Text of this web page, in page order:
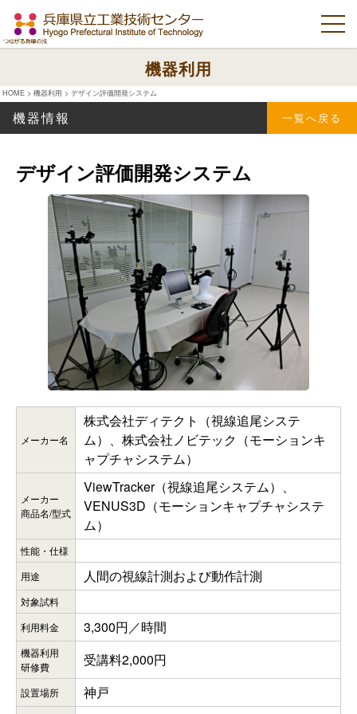
機器利用
HOME > 機器利用 > デザイン評価開発システム
機器情報 一覧へ戻る
デザイン評価開発システム
メーカー名
株式会社ディテクト（視線追尾システ
ム）、株式会社ノビテック（モーションキ
ャプチャシステム）
メーカー
商品名/型式
ViewTracker（視線追尾システム）、
VENUS3D（モーションキャプチャシステ
ム）
性能・仕様
用途
人間の視線計測および動作計測
対象試料
利用料金
3,300円／時間
機器利用
研修費
受講料2,000円
設置場所 神戸